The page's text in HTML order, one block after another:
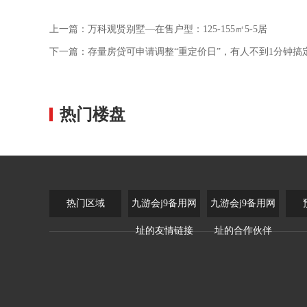
上一篇： 万科观贤别墅—在售户型：125-155㎡5-5居
下一篇： 存量房贷可申请调整“重定价日”，有人不到1分钟搞
热门楼盘
热门区域 九游会j9备用网
址的友情链接
九游会j9备用网
址的合作伙伴